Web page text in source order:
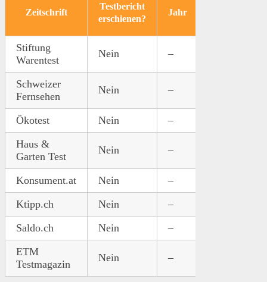
Zeitschrift
Testbericht
erschienen?
Jahr
Stiftung
Warentest
Nein –
Schweizer
Fernsehen
Nein –
Ökotest Nein –
Haus &
Garten Test
Nein –
Konsument.at Nein –
Ktipp.ch
Nein –
Saldo.ch
Nein –
ETM
Testmagazin
Nein –